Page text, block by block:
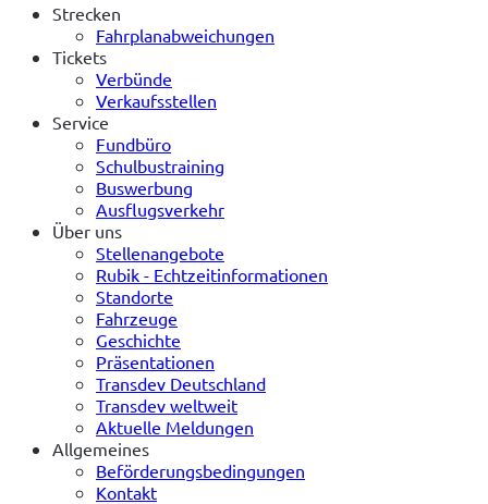
Strecken
Fahrplanabweichungen
Tickets
Verbünde
Verkaufsstellen
Service
Fundbüro
Schulbustraining
Buswerbung
Ausflugsverkehr
Über uns
Stellenangebote
Rubik - Echtzeitinformationen
Standorte
Fahrzeuge
Geschichte
Präsentationen
Transdev Deutschland
Transdev weltweit
Aktuelle Meldungen
Allgemeines
Beförderungsbedingungen
Kontakt